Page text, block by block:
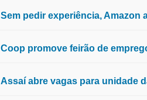
Sem pedir experiência, Amazon
Coop promove feirão de
Assaí abre vagas para unidade